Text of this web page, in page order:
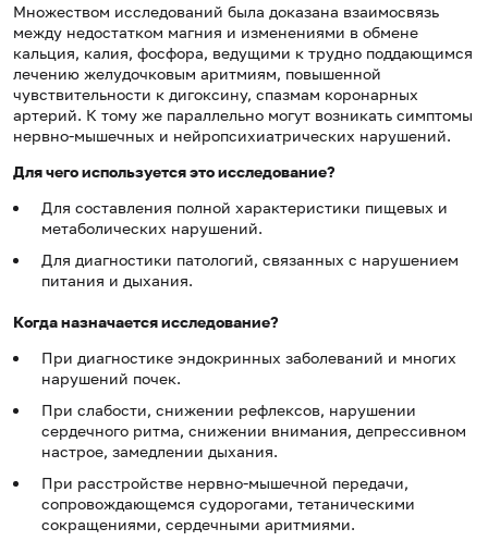
Множеством исследований была доказана взаимосвязь
между недостатком магния и изменениями в обмене
кальция, калия, фосфора, ведущими к трудно поддающимся
лечению желудочковым аритмиям, повышенной
чувствительности к дигоксину, спазмам коронарных
артерий. К тому же параллельно могут возникать симптомы
нервно-мышечных и нейропсихиатрических нарушений.
Для чего используется это исследование?
Для составления полной характеристики пищевых и
метаболических нарушений.
Для диагностики патологий, связанных с нарушением
питания и дыхания.
Когда назначается исследование?
При диагностике эндокринных заболеваний и многих
нарушений почек.
При слабости, снижении рефлексов, нарушении
сердечного ритма, снижении внимания, депрессивном
настрое, замедлении дыхания.
При расстройстве нервно-мышечной передачи,
сопровождающемся судорогами, тетаническими
сокращениями, сердечными аритмиями.